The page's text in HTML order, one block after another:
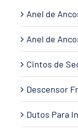
Anel de
Anel de
Cintos de
Descensor
Dutos Para